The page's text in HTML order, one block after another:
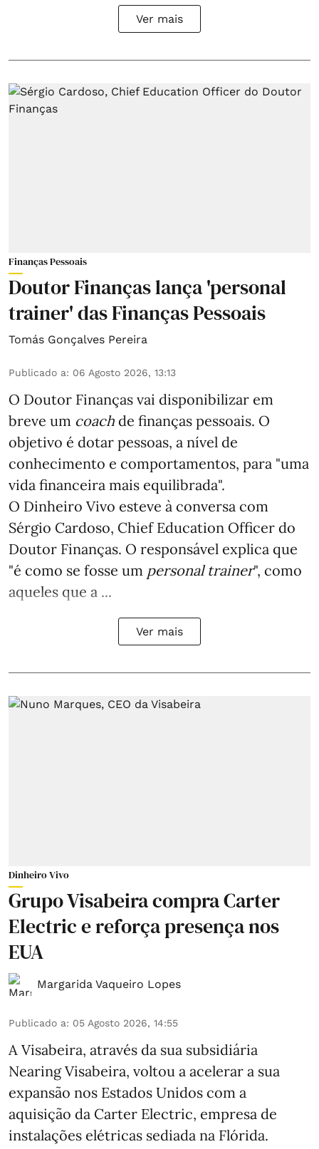
Ver mais
Finanças Pessoais
Doutor Finanças lança 'personal
trainer' das Finanças Pessoais
Tomás Gonçalves Pereira
Publicado a: 06 Agosto 2026, 13:13
O Doutor Finanças vai disponibilizar em
breve um coach de finanças pessoais. O
objetivo é dotar pessoas, a nível de
conhecimento e comportamentos, para "uma
vida financeira mais equilibrada".
O Dinheiro Vivo esteve à conversa com
Sérgio Cardoso, Chief Education Officer do
Doutor Finanças. O responsável explica que
"é como se fosse um personal trainer", como
aqueles que a ...
Ver mais
Dinheiro Vivo
Grupo Visabeira compra Carter
Electric e reforça presença nos
EUA
Margarida Vaqueiro Lopes
Publicado a: 05 Agosto 2026, 14:55
A Visabeira, através da sua subsidiária
Nearing Visabeira, voltou a acelerar a sua
expansão nos Estados Unidos com a
aquisição da Carter Electric, empresa de
instalações elétricas sediada na Flórida.